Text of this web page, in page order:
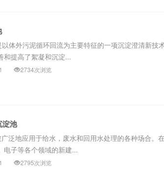
体外污泥循环回流为主要特征的一项沉淀澄清新技
和提高了絮凝和沉淀...
2734次浏览
池
泛地应用于给水，废水和回用水处理的各种场合。
电子等各个领域的新建...
2795次浏览